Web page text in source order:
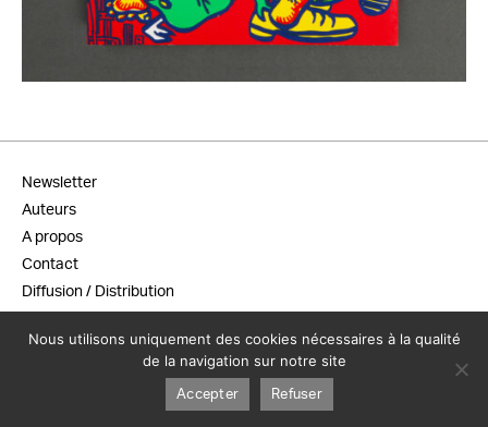
Newsletter
Auteurs
A propos
Contact
Diffusion / Distribution
Mentions légales
Nous utilisons uniquement des cookies nécessaires à la qualité
de la navigation sur notre site
Accepter Refuser